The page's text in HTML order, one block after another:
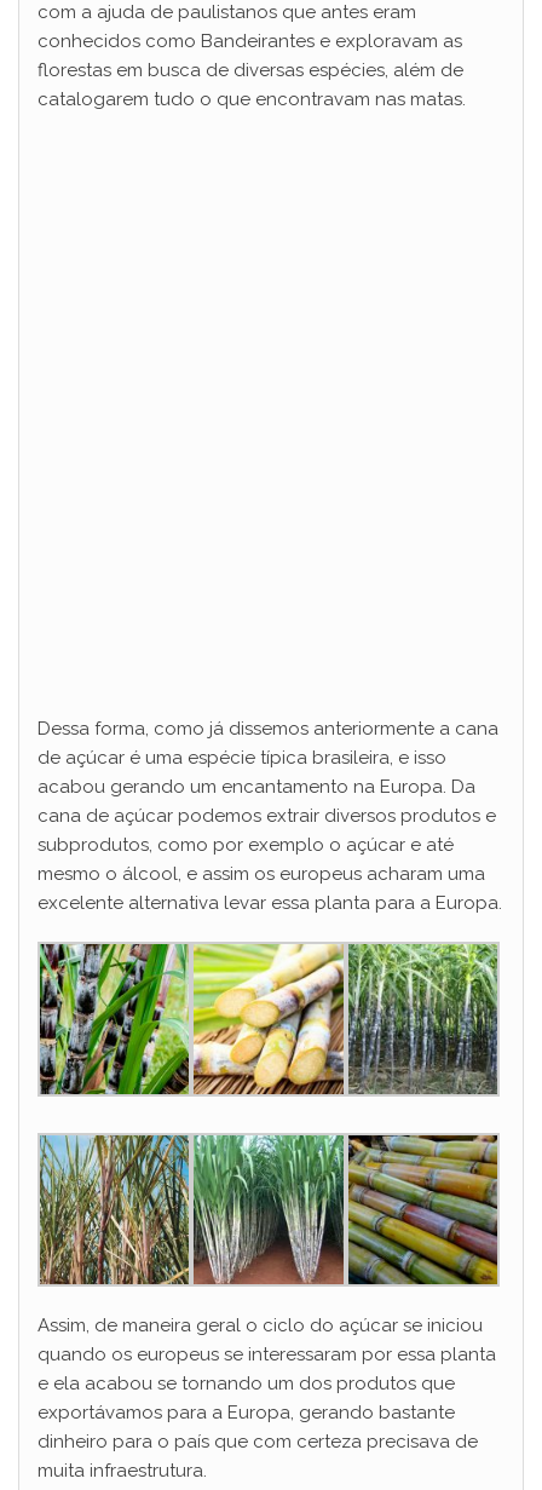
com a ajuda de paulistanos que antes eram
conhecidos como Bandeirantes e exploravam as
florestas em busca de diversas espécies, além de
catalogarem tudo o que encontravam nas matas.
Dessa forma, como já dissemos anteriormente a cana
de açúcar é uma espécie típica brasileira, e isso
acabou gerando um encantamento na Europa. Da
cana de açúcar podemos extrair diversos produtos e
subprodutos, como por exemplo o açúcar e até
mesmo o álcool, e assim os europeus acharam uma
excelente alternativa levar essa planta para a Europa.
Assim, de maneira geral o ciclo do açúcar se iniciou
quando os europeus se interessaram por essa planta
e ela acabou se tornando um dos produtos que
exportávamos para a Europa, gerando bastante
dinheiro para o país que com certeza precisava de
muita infraestrutura.